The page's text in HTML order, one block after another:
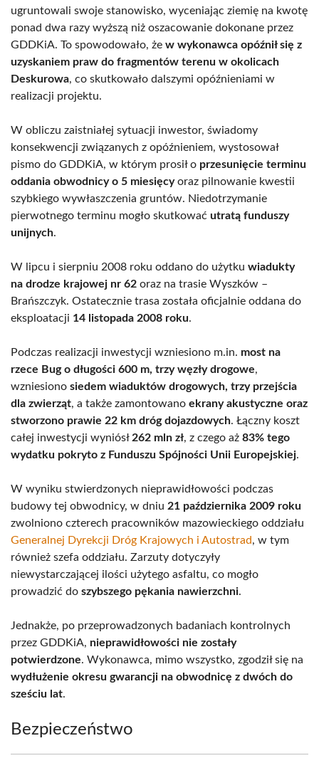
ugruntowali swoje stanowisko, wyceniając ziemię na kwotę
ponad dwa razy wyższą niż oszacowanie dokonane przez
GDDKiA. To spowodowało, że w wykonawca opóźnił się z
uzyskaniem praw do fragmentów terenu w okolicach
Deskurowa, co skutkowało dalszymi opóźnieniami w
realizacji projektu.
W obliczu zaistniałej sytuacji inwestor, świadomy
konsekwencji związanych z opóźnieniem, wystosował
pismo do GDDKiA, w którym prosił o przesunięcie terminu
oddania obwodnicy o 5 miesięcyoraz pilnowanie kwestii
szybkiego wywłaszczenia gruntów. Niedotrzymanie
pierwotnego terminu mogło skutkować utratą funduszy
unijnych.
W lipcu i sierpniu 2008 roku oddano do użytku wiadukty
na drodze krajowej nr 62 oraz na trasie Wyszków –
Brańszczyk. Ostatecznie trasa została oficjalnie oddana do
eksploatacji 14 listopada 2008 roku.
Podczas realizacji inwestycji wzniesiono m.in. most na
rzece Bug o długości 600 m, trzy węzły drogowe,
wzniesiono siedem wiaduktów drogowych, trzy przejścia
dla zwierząt, a także zamontowano ekrany akustyczne oraz
stworzono prawie 22 km dróg dojazdowych. Łączny koszt
całej inwestycji wyniósł 262 mln zł, z czego aż 83% tego
wydatku pokryto z Funduszu Spójności Unii Europejskiej.
W wyniku stwierdzonych nieprawidłowości podczas
budowy tej obwodnicy, w dniu 21 października 2009 roku
zwolniono czterech pracowników mazowieckiego oddziału
Generalnej Dyrekcji Dróg Krajowych i Autostrad, w tym
również szefa oddziału. Zarzuty dotyczyły
niewystarczającej ilości użytego asfaltu, co mogło
prowadzić do szybszego pękania nawierzchni.
Jednakże, po przeprowadzonych badaniach kontrolnych
przez GDDKiA, nieprawidłowości nie zostały
potwierdzone. Wykonawca, mimo wszystko, zgodził się na
wydłużenie okresu gwarancji na obwodnicę z dwóch do
sześciu lat.
Bezpieczeństwo